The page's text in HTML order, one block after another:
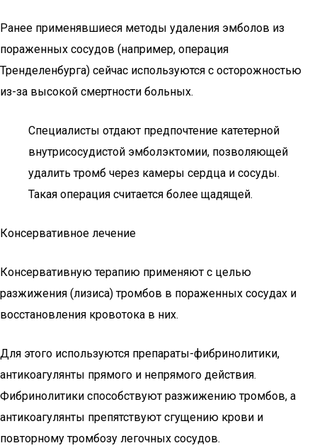
Ранее применявшиеся методы удаления эмболов из
пораженных сосудов (например, операция
Тренделенбурга) сейчас используются с осторожностью
из-за высокой смертности больных.
Специалисты отдают предпочтение катетерной
внутрисосудистой эмболэктомии, позволяющей
удалить тромб через камеры сердца и сосуды.
Такая операция считается более щадящей.
Консервативное лечение
Консервативную терапию применяют с целью
разжижения (лизиса) тромбов в пораженных сосудах и
восстановления кровотока в них.
Для этого используются препараты-фибринолитики,
антикоагулянты прямого и непрямого действия.
Фибринолитики способствуют разжижению тромбов, а
антикоагулянты препятствуют сгущению крови и
повторному тромбозу легочных сосудов.